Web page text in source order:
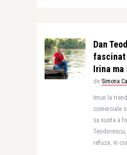
Dan
fascinat
Irina ma
de Simona
Imun la
comerciale
sa nunta a
refuza, in